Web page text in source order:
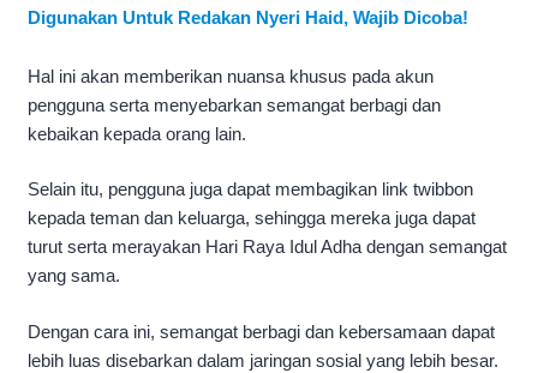
Digunakan Untuk Redakan Nyeri Haid, Wajib Dicoba!
Hal ini akan memberikan nuansa khusus pada akun
pengguna serta menyebarkan semangat berbagi dan
kebaikan kepada orang lain.
Selain itu, pengguna juga dapat membagikan link twibbon
kepada teman dan keluarga, sehingga mereka juga dapat
turut serta merayakan Hari Raya Idul Adha dengan semangat
yang sama.
Dengan cara ini, semangat berbagi dan kebersamaan dapat
lebih luas disebarkan dalam jaringan sosial yang lebih besar.